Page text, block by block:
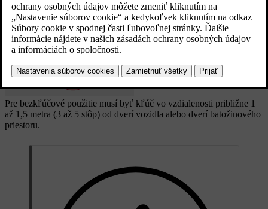
Pre bezkľúčové použitie musí byť kľúč vo vzdialenosti približne 1
až 1,5 metra (3 až 5 stôp) od dverí vozidla alebo dverí batožinového
priestoru.